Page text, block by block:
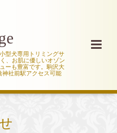
型犬専用トリミングサ
、お肌に優しいオゾン
ーも豊富です。駒沢大
神社前駅アクセス可能